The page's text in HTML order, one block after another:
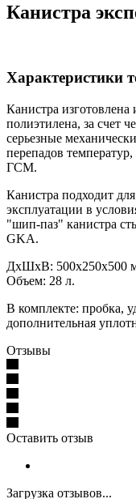
Канистра
Характеристики
Канистра
полиэтилена, за счет
серьезные
перепадов
ГСМ.
Канистра подходит
эксплуатации в
"шип-паз" канистра
GKA.
ДхШхВ: 500х250х500
Объем: 28 л.
В комплекте: пробка,
дополнительная
Отзывы
Оставить отзыв
Загрузка отзывов...